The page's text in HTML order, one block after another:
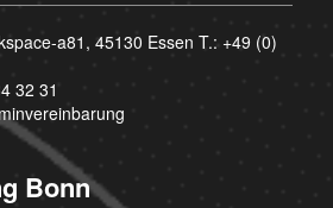
a81, 45130 Essen T.: +49 (0)
32 31
Bonn